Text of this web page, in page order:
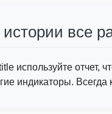
все
используйте отчет,
индикаторы.